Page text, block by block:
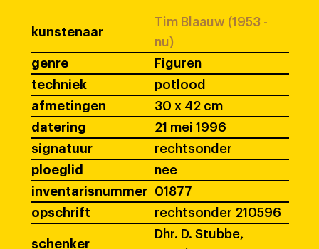
kunstenaar
Tim Blaauw (1953 -
nu)
genre
Figuren
techniek
potlood
afmetingen
30 x 42 cm
datering
21 mei 1996
signatuur
rechtsonder
ploeglid
nee
inventarisnummer
01877
opschrift
rechtsonder 210596
schenker
Dhr. D. Stubbe,